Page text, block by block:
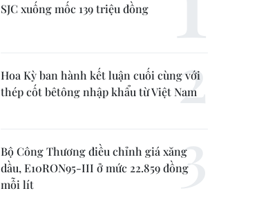
SJC xuống mốc 139 triệu đồng
Hoa Kỳ ban hành kết luận cuối cùng với
thép cốt bêtông nhập khẩu từ Việt Nam
Bộ Công Thương điều chỉnh giá xăng
dầu, E10RON95-III ở mức 22.859 đồng
mỗi lít